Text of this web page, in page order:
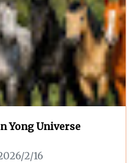
Yong Universe
2/16